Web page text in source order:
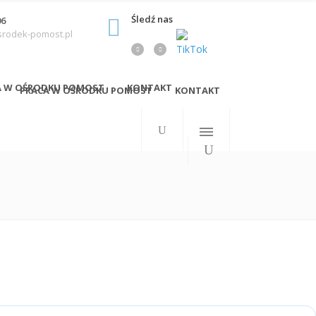
pomost.pl
Śledź nas
W OŚRODKU POMOST KONTAKT
PRACA W OŚRODKU POMOST KONTAKT